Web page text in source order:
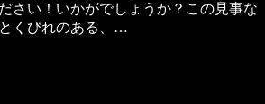
さい！いかがでしょうか？この見事な
くびれのある、…